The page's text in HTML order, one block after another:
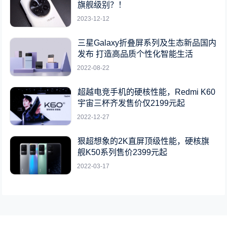
旗舰级别？！
2023-12-12
三星Galaxy折叠屏系列及生态新品国内
发布 打造高品质个性化智能生活
2022-08-22
超越电竞手机的硬核性能，Redmi K60
宇宙三杯齐发售价仅2199元起
2022-12-27
狠超想象的2K直屏顶级性能，硬核旗
舰K50系列售价2399元起
2022-03-17